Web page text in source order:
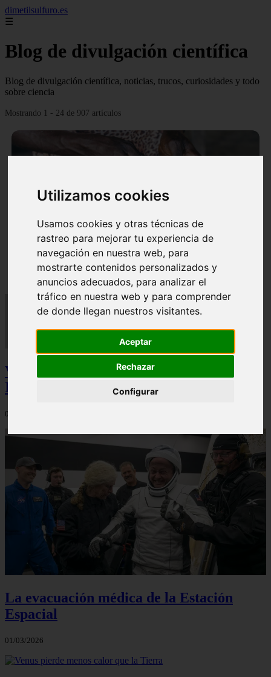
Utilizamos cookies
Usamos cookies y otras técnicas de
rastreo para mejorar tu experiencia de
navegación en nuestra web, para
mostrarte contenidos personalizados y
anuncios adecuados, para analizar el
tráfico en nuestra web y para comprender
de donde llegan nuestros visitantes.
Aceptar
Rechazar
Configurar
dimetilsulfuro.es
☰
Blog de divulgación científica
Blog de divulgación científica, noticias, trucos, curiosidades y todo
sobre ciencia
Mostrando 1 - 24 de 907 artículos
En África harán lo que parecía imposible: Utilizarán
moléculas de agua para cocinar sus alimentos
Video Advertencias desde la cúspide de la
IA: Hinton y el posible colapso social
06/03/2026
La evacuación médica de la Estación
Espacial
01/03/2026